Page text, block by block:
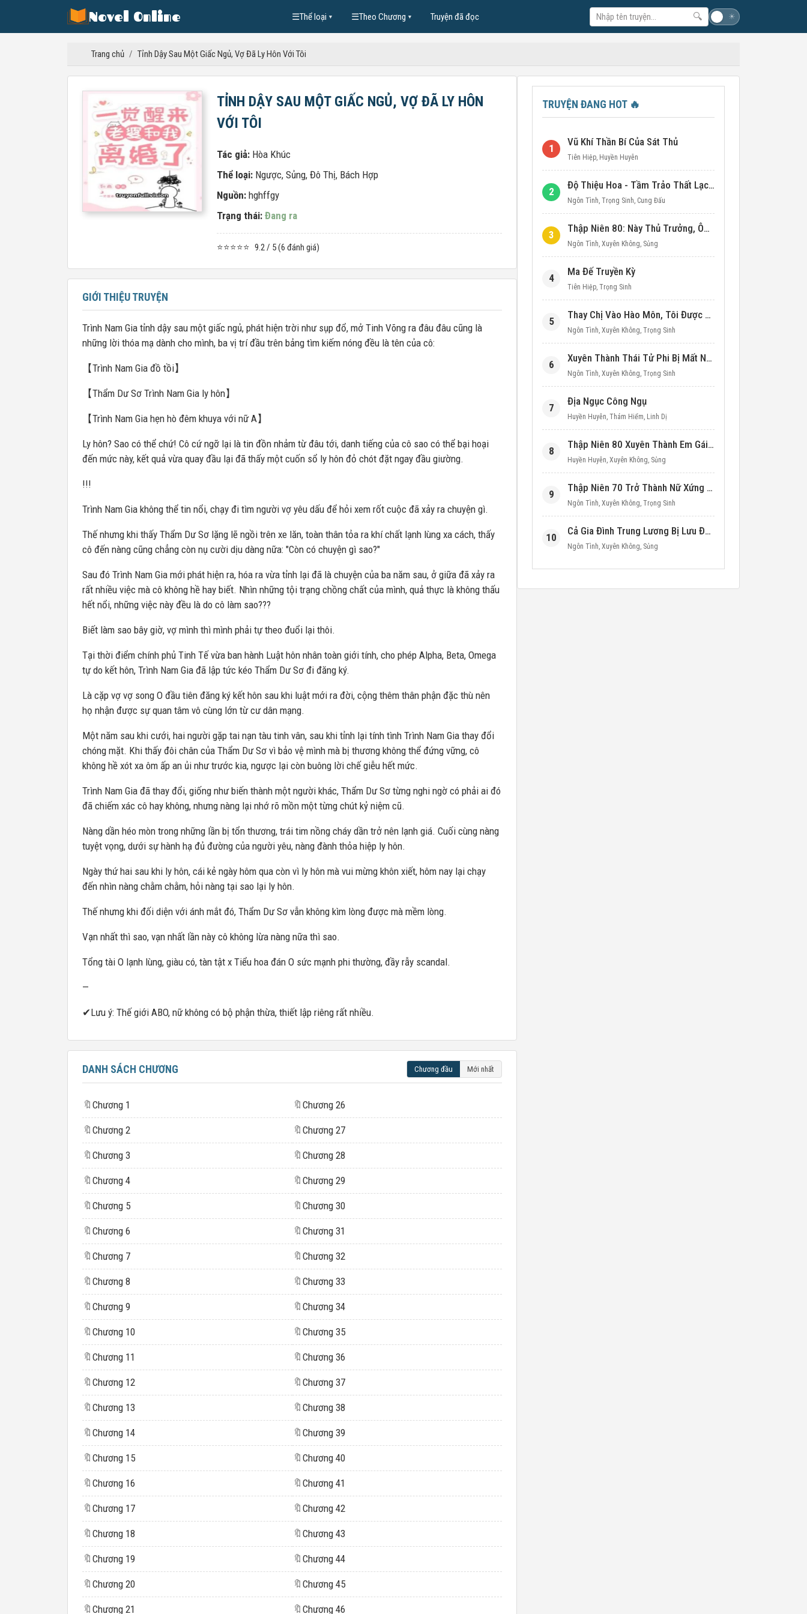
Novel Online ☰Thể loại ▼ ☰Theo Chương ▼ Truyện đã đọc 🔍 ☀
Trang chủ / Tỉnh Dậy Sau Một Giấc Ngủ, Vợ Đã Ly Hôn Với Tôi
TỈNH DẬY SAU MỘT GIẤC NGỦ, VỢ ĐÃ LY HÔN
VỚI TÔI
Tác giả: Hòa Khúc
Thể loại: Ngược, Sủng, Đô Thị, Bách Hợp
Nguồn: hghffgy
Trạng thái: Đang ra
⭐⭐⭐⭐⭐ 9.2 / 5 (6 đánh giá)
GIỚI THIỆU TRUYỆN
Trình Nam Gia tỉnh dậy sau một giấc ngủ, phát hiện trời như sụp đổ, mở Tinh Võng ra đâu đâu cũng là
những lời thóa mạ dành cho mình, ba vị trí đầu trên bảng tìm kiếm nóng đều là tên của cô:
【Trình Nam Gia đồ tồi】
【Thẩm Dư Sơ Trình Nam Gia ly hôn】
【Trình Nam Gia hẹn hò đêm khuya với nữ A】
Ly hôn? Sao có thể chứ! Cô cứ ngỡ lại là tin đồn nhảm từ đâu tới, danh tiếng của cô sao có thể bại hoại
đến mức này, kết quả vừa quay đầu lại đã thấy một cuốn sổ ly hôn đỏ chót đặt ngay đầu giường.
!!!
Trình Nam Gia không thể tin nổi, chạy đi tìm người vợ yêu dấu để hỏi xem rốt cuộc đã xảy ra chuyện gì.
Thế nhưng khi thấy Thẩm Dư Sơ lặng lẽ ngồi trên xe lăn, toàn thân tỏa ra khí chất lạnh lùng xa cách, thấy
cô đến nàng cũng chẳng còn nụ cười dịu dàng nữa: "Còn có chuyện gì sao?"
Sau đó Trình Nam Gia mới phát hiện ra, hóa ra vừa tỉnh lại đã là chuyện của ba năm sau, ở giữa đã xảy ra
rất nhiều việc mà cô không hề hay biết. Nhìn những tội trạng chồng chất của mình, quả thực là không thấu
hết nổi, những việc này đều là do cô làm sao???
Biết làm sao bây giờ, vợ mình thì mình phải tự theo đuổi lại thôi.
Tại thời điểm chính phủ Tinh Tế vừa ban hành Luật hôn nhân toàn giới tính, cho phép Alpha, Beta, Omega
tự do kết hôn, Trình Nam Gia đã lập tức kéo Thẩm Dư Sơ đi đăng ký.
Là cặp vợ vợ song O đầu tiên đăng ký kết hôn sau khi luật mới ra đời, cộng thêm thân phận đặc thù nên
họ nhận được sự quan tâm vô cùng lớn từ cư dân mạng.
Một năm sau khi cưới, hai người gặp tai nạn tàu tinh vân, sau khi tỉnh lại tính tình Trình Nam Gia thay đổi
chóng mặt. Khi thấy đôi chân của Thẩm Dư Sơ vì bảo vệ mình mà bị thương không thể đứng vững, cô
không hề xót xa ôm ấp an ủi như trước kia, ngược lại còn buông lời chế giễu hết mức.
Trình Nam Gia đã thay đổi, giống như biến thành một người khác, Thẩm Dư Sơ từng nghi ngờ có phải ai đó
đã chiếm xác cô hay không, nhưng nàng lại nhớ rõ mồn một từng chút kỷ niệm cũ.
Nàng dần héo mòn trong những lần bị tổn thương, trái tim nồng cháy dần trở nên lạnh giá. Cuối cùng nàng
tuyệt vọng, dưới sự hành hạ đủ đường của người yêu, nàng đành thỏa hiệp ly hôn.
Ngày thứ hai sau khi ly hôn, cái kẻ ngày hôm qua còn vì ly hôn mà vui mừng khôn xiết, hôm nay lại chạy
đến nhìn nàng chằm chằm, hỏi nàng tại sao lại ly hôn.
Thế nhưng khi đối diện với ánh mắt đó, Thẩm Dư Sơ vẫn không kìm lòng được mà mềm lòng.
Vạn nhất thì sao, vạn nhất lần này cô không lừa nàng nữa thì sao.
Tổng tài O lạnh lùng, giàu có, tàn tật x Tiểu hoa đán O sức mạnh phi thường, đầy rẫy scandal.
—
✔Lưu ý: Thế giới ABO, nữ không có bộ phận thừa, thiết lập riêng rất nhiều.
DANH SÁCH CHƯƠNG Chương đầu Mới nhất
🔖 Chương 1
🔖 Chương 2
🔖 Chương 3
🔖 Chương 4
🔖 Chương 5
🔖 Chương 6
🔖 Chương 7
🔖 Chương 8
🔖 Chương 9
🔖 Chương 10
🔖 Chương 11
🔖 Chương 12
🔖 Chương 13
🔖 Chương 14
🔖 Chương 15
🔖 Chương 16
🔖 Chương 17
🔖 Chương 18
🔖 Chương 19
🔖 Chương 20
🔖 Chương 21
🔖 Chương 26
🔖 Chương 27
🔖 Chương 28
🔖 Chương 29
🔖 Chương 30
🔖 Chương 31
🔖 Chương 32
🔖 Chương 33
🔖 Chương 34
🔖 Chương 35
🔖 Chương 36
🔖 Chương 37
🔖 Chương 38
🔖 Chương 39
🔖 Chương 40
🔖 Chương 41
🔖 Chương 42
🔖 Chương 43
🔖 Chương 44
🔖 Chương 45
🔖 Chương 46
TRUYỆN ĐANG HOT 🔥
1
Vũ Khí Thần Bí Của Sát Thủ
Tiên Hiệp, Huyền Huyễn
2
Độ Thiệu Hoa - Tầm Trảo Thất Lạc Đích Ái Tình
Ngôn Tình, Trọng Sinh, Cung Đấu
3
Thập Niên 80: Này Thủ Trưởng, Ôm Một Cái Đi!
Ngôn Tình, Xuyên Không, Sủng
4
Ma Đế Truyền Kỳ
Tiên Hiệp, Trọng Sinh
5
Thay Chị Vào Hào Môn, Tôi Được Cưng Chiều Hết Mực (Thập Niên 90)
Ngôn Tình, Xuyên Không, Trọng Sinh
6
Xuyên Thành Thái Tử Phi Bị Mất Nước
Ngôn Tình, Xuyên Không, Trọng Sinh
7
Địa Ngục Công Ngụ
Huyền Huyễn, Thám Hiểm, Linh Dị
8
Thập Niên 80 Xuyên Thành Em Gái Học Bá
Huyền Huyễn, Xuyên Không, Sủng
9
Thập Niên 70 Trở Thành Nữ Xứng Nuôi Con Làm Giàu
Ngôn Tình, Xuyên Không, Trọng Sinh
10
Cả Gia Đình Trung Lương Bị Lưu Đày, Ta Mang Không Gian Cứu Cả Nhà
Ngôn Tình, Xuyên Không, Sủng